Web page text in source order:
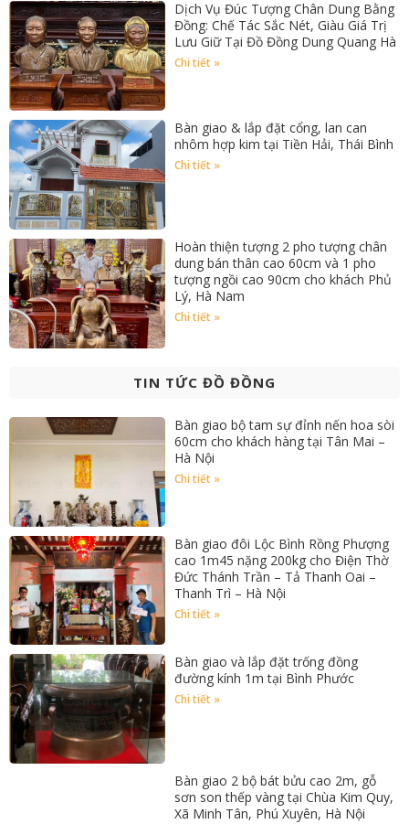
Dịch Vụ Đúc Tượng Chân Dung Bằng
Đồng: Chế Tác Sắc Nét, Giàu Giá Trị
Lưu Giữ Tại Đồ Đồng Dung Quang Hà
Chi tiết »
Bàn giao & lắp đặt cổng, lan can
nhôm hợp kim tại Tiền Hải, Thái Bình
Chi tiết »
Hoàn thiện tượng 2 pho tượng chân
dung bán thân cao 60cm và 1 pho
tượng ngồi cao 90cm cho khách Phủ
Lý, Hà Nam
Chi tiết »
TIN TỨC ĐỒ ĐỒNG
Bàn giao bộ tam sự đỉnh nến hoa sòi
60cm cho khách hàng tại Tân Mai –
Hà Nội
Chi tiết »
Bàn giao đôi Lộc Bình Rồng Phượng
cao 1m45 nặng 200kg cho Điện Thờ
Đức Thánh Trần – Tả Thanh Oai –
Thanh Trì – Hà Nội
Chi tiết »
Bàn giao và lắp đặt trống đồng
đường kính 1m tại Bình Phước
Chi tiết »
Bàn giao 2 bộ bát bửu cao 2m, gỗ
sơn son thếp vàng tại Chùa Kim Quy,
Xã Minh Tân, Phú Xuyên, Hà Nội